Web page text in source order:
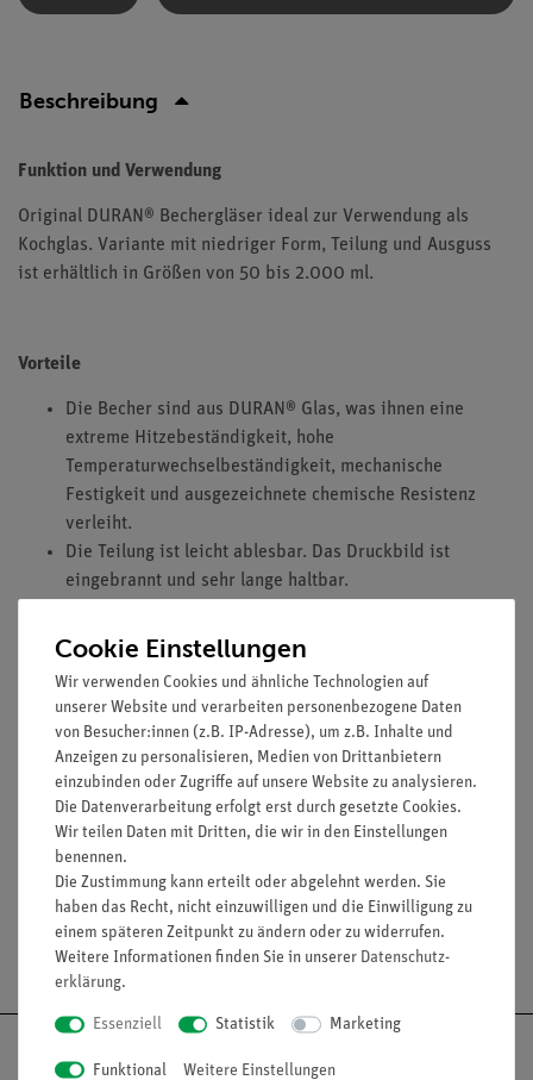
Beschreibung
Funktion und Verwendung
Original DURAN® Bechergläser ideal zur Verwendung als
Kochglas. Variante mit niedriger Form, Teilung und Ausguss
ist erhältlich in Größen von 50 bis 2.000 ml.
Vorteile
Die Becher sind aus DURAN® Glas, was ihnen eine
extreme Hitzebeständigkeit, hohe
Temperaturwechselbeständigkeit, mechanische
Festigkeit und ausgezeichnete chemische Resistenz
verleiht.
Die Teilung ist leicht ablesbar. Das Druckbild ist
eingebrannt und sehr lange haltbar.
Ausstattung und technische Daten
Inhalt: 25 ml bis 2000 ml
Höhe: 50 mm bis 185 mm
Durchmesser: 34 mm bis 132 mm
Material: DURAN® Glas
Niedrige Form, Teilung und Ausguss
Versandkostenfrei ab 300,- €
Cookie Einstellungen
Wir verwenden Cookies und ähnliche Technologien auf
unserer Website und verarbeiten personenbezogene Daten
von Besucher:innen (z.B. IP-Adresse), um z.B. Inhalte und
Anzeigen zu personalisieren, Medien von Drittanbietern
einzubinden oder Zugriffe auf unsere Website zu analysieren.
Die Datenverarbeitung erfolgt erst durch gesetzte Cookies.
Wir teilen Daten mit Dritten, die wir in den Einstellungen
benennen.
Die Zustimmung kann erteilt oder abgelehnt werden. Sie
haben das Recht, nicht einzuwilligen und die Einwilligung zu
einem späteren Zeitpunkt zu ändern oder zu widerrufen.
Weitere Informationen finden Sie in unserer Daten­schutz­
erklärung.
Essenziell Statistik Marketing
Funktional Weitere Einstellungen